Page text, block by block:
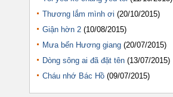
Thương lắm mình ơi (20/10/2015)
Giận hờn 2 (10/08/2015)
Mưa bến Hương giang (20/07/2015)
Dòng sông ai đã đặt tên (13/07/2015)
Cháu nhớ Bác Hồ (09/07/2015)